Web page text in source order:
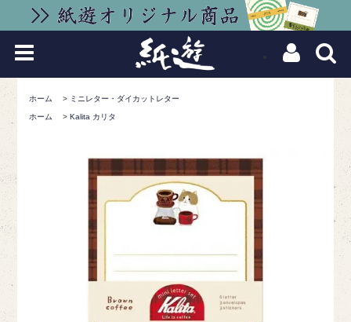
ホーム > ミニレター・ダイカットレター
ホーム >Kalita カリタ